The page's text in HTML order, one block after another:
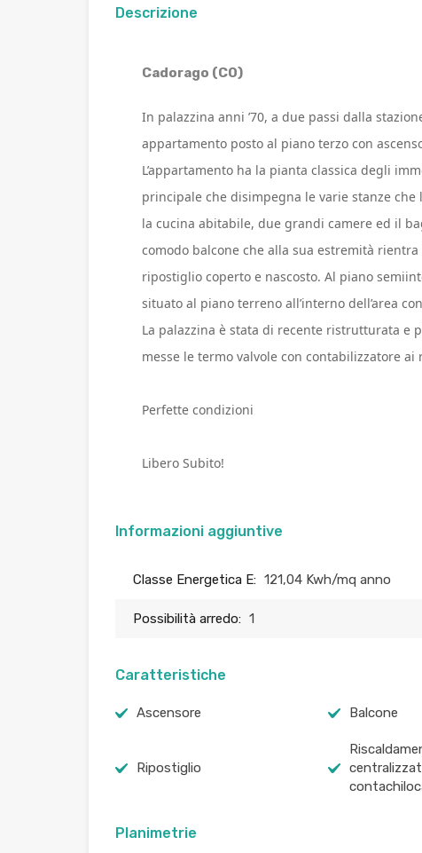
Descrizione
Cadorago (CO)
In palazzina anni ’70, a due passi dalla
appartamento posto al piano terzo con
L’appartamento ha la pianta classica degli
principale che disimpegna le varie stanze
la cucina abitabile, due grandi camere ed il
comodo balcone che alla sua estremità
ripostiglio coperto e nascosto. Al piano
situato al piano terreno all’interno dell’area
La palazzina è stata di recente ristrutturata e
messe le termo valvole con contabilizzatore ai
Perfette condizioni
Libero Subito!
Informazioni aggiuntive
Classe Energetica E: 121,04 Kwh/mq anno
Possibilità arredo: 1
Caratteristiche
Ascensore Balcone
Ripostiglio
Planimetrie